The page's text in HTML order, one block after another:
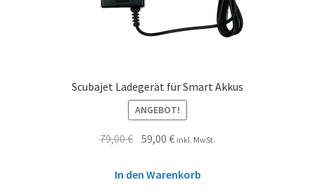
Scubajet Ladegerät für Smart Akkus
ANGEBOT!
79,00€ 59,00€ inkl. MwSt.
In den Warenkorb